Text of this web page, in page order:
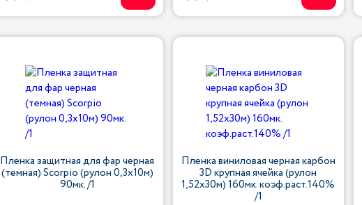
Пленка защитная для фар черная
(темная) Scorpio (рулон 0,3х10м)
90мк. /1
Пленка виниловая черная карбон
3D крупная ячейка (рулон
1,52х30м) 160мк. коэф.раст.140%
/1